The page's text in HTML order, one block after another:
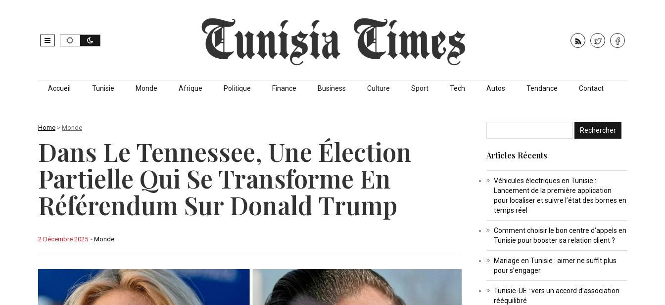
Skip to content
Accueil Tunisie Monde Afrique Politique Finance Business Culture Sport Tech Autos Tendance Contact
Home > Monde
Dans Le Tennessee, Une Élection
Partielle Qui Se Transforme En
Référendum Sur Donald Trump
- Monde
2 Décembre 2025
Articles Récents
Véhicules électriques en Tunisie :
Lancement de la première application
pour localiser et suivre l’état des bornes en
temps réel
Comment choisir le bon centre d’appels en
Tunisie pour booster sa relation client ?
Mariage en Tunisie : aimer ne suffit plus
pour s’engager
Tunisie-UE : vers un accord d’association
rééquilibré